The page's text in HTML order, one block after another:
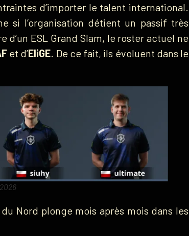
d’importer le talent international.
si l’organisation détient un passif très
ESL Grand Slam, le roster actuel ne
et d’EliGE. De ce fait, ils évoluent dans le
Nord plonge mois après mois dans les